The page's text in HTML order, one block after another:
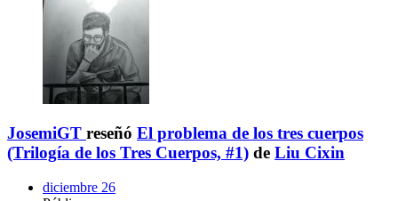
JosemiGT reseñó El problema de los tres cuerpos
(Trilogía de los Tres Cuerpos, #1) de Liu Cixin
diciembre 26